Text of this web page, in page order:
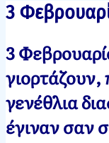
3
Νεκτάριος
Παπασπύρου
3
Φεβρουαρίου,
20123
Φεβρουαρίου,
2025
3
γενέθλια
έγιναν σαν